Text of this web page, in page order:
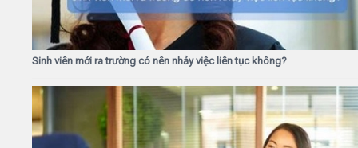
Sinh viên mới ra trường có nên nhảy việc liên tục không?